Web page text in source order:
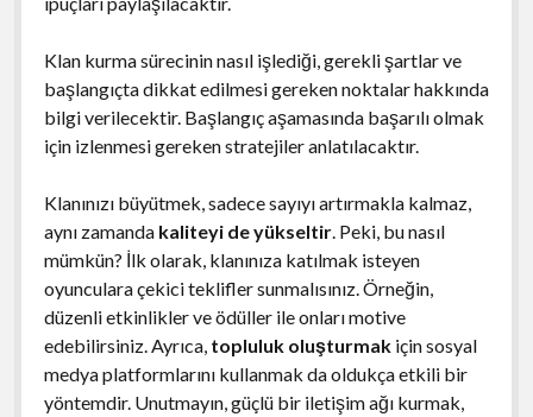
Klan kurma sürecinin nasıl işlediği, gerekli şartlar ve
başlangıçta dikkat edilmesi gereken noktalar hakkında
bilgi verilecektir. Başlangıç aşamasında başarılı olmak
için izlenmesi gereken stratejiler anlatılacaktır.
Klanınızı büyütmek, sadece sayıyı artırmakla kalmaz,
aynı zamanda kaliteyi de yükseltir. Peki, bu nasıl
mümkün? İlk olarak, klanınıza katılmak isteyen
oyunculara çekici teklifler sunmalısınız. Örneğin,
düzenli etkinlikler ve ödüller ile onları motive
edebilirsiniz. Ayrıca, topluluk oluşturmakiçin sosyal
medya platformlarını kullanmak da oldukça etkili bir
yöntemdir. Unutmayın, güçlü bir iletişim ağı kurmak,